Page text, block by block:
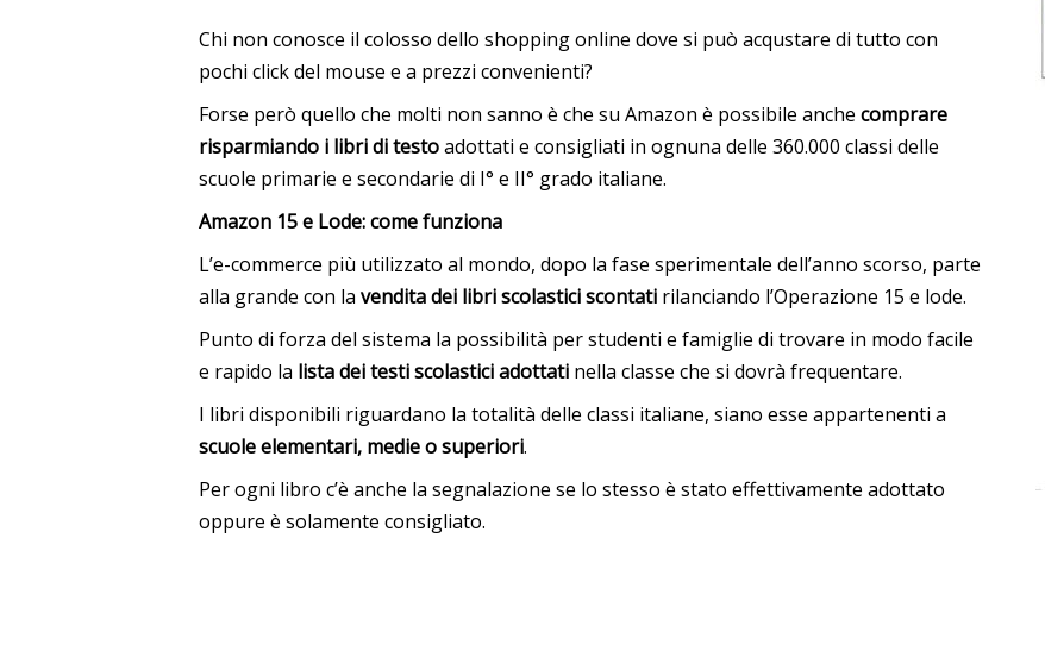
Chi non conosce il colosso dello shopping online dove si può acqustare di tutto con
pochi click del mouse e a prezzi convenienti?
Forse però quello che molti non sanno è che su Amazon è possibile anche comprare
risparmiando i libri di testoadottati e consigliati in ognuna delle 360.000 classi delle
scuole primarie e secondarie di I° e II° grado italiane.
Amazon 15 e Lode: come funziona
L’e-commerce più utilizzato al mondo, dopo la fase sperimentale dell’anno scorso, parte
alla grande con la vendita dei libri scolastici scontati rilanciando l’Operazione 15 e lode.
Punto di forza del sistema la possibilità per studenti e famiglie di trovare in modo facile
e rapido la lista dei testi scolastici adottati nella classe che si dovrà frequentare.
I libri disponibili riguardano la totalità delle classi italiane, siano esse appartenenti a
scuole elementari, medie o superiori.
Per ogni libro c’è anche la segnalazione se lo stesso è stato effettivamente adottato
oppure è solamente consigliato.